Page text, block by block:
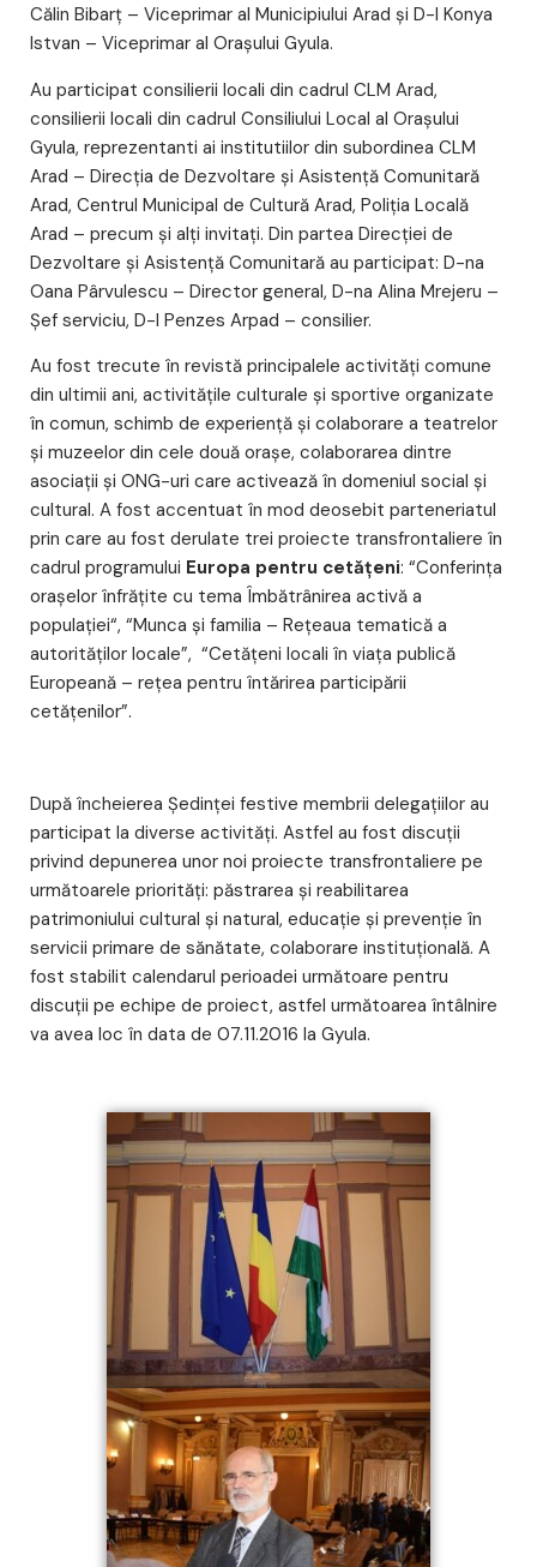
Călin Bibarț – Viceprimar al Municipiului Arad și D-l Konya
Istvan – Viceprimar al Orașului Gyula.
Au participat consilierii locali din cadrul CLM Arad,
consilierii locali din cadrul Consiliului Local al Orașului
Gyula, reprezentanti ai institutiilor din subordinea CLM
Arad – Direcția de Dezvoltare și Asistență Comunitară
Arad, Centrul Municipal de Cultură Arad, Poliția Locală
Arad – precum și alți invitați. Din partea Direcției de
Dezvoltare și Asistență Comunitară au participat: D-na
Oana Pârvulescu – Director general, D-na Alina Mrejeru –
Șef serviciu, D-l Penzes Arpad – consilier.
Au fost trecute în revistă principalele activități comune
din ultimii ani, activitățile culturale și sportive organizate
în comun, schimb de experiență și colaborare a teatrelor
și muzeelor din cele două orașe, colaborarea dintre
asociații și ONG-uri care activează în domeniul social și
cultural. A fost accentuat în mod deosebit parteneriatul
prin care au fost derulate trei proiecte transfrontaliere în
cadrul programului Europa pentru cetăţeni: “Conferinţa
oraşelor înfrăţite cu tema Îmbătrânirea activă a
populaţiei“, “Munca şi familia – Reţeaua tematică a
autorităţilor locale”, “Cetăţeni locali în viaţa publică
Europeană – reţea pentru întărirea participării
cetăţenilor”.
După încheierea Ședinței festive membrii delegațiilor au
participat la diverse activități. Astfel au fost discuții
privind depunerea unor noi proiecte transfrontaliere pe
următoarele priorități: păstrarea și reabilitarea
patrimoniului cultural și natural, educație și prevenție în
servicii primare de sănătate, colaborare instituțională. A
fost stabilit calendarul perioadei următoare pentru
discuții pe echipe de proiect, astfel următoarea întâlnire
va avea loc în data de 07.11.2016 la Gyula.